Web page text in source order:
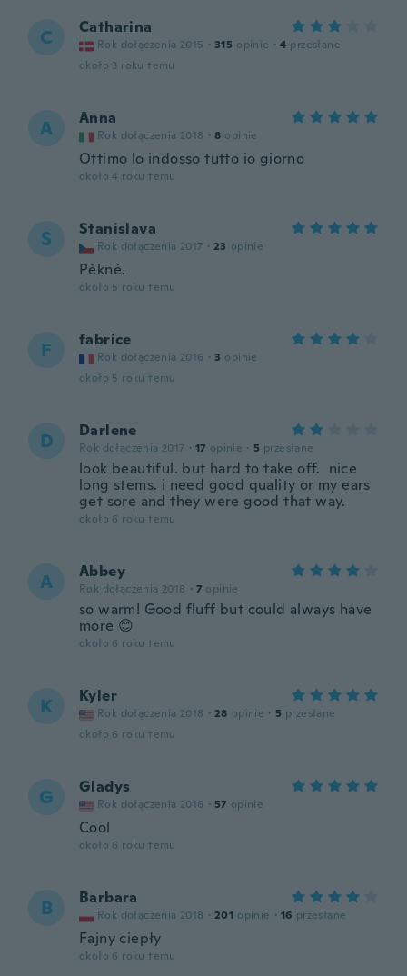
C Catharina
Rok dołączenia 2015 · 315 opinie · 4 przesłane
około 3 roku temu
A Anna
Rok dołączenia 2018 · 8 opinie
Ottimo lo indosso tutto io giorno
około 4 roku temu
S Stanislava
Rok dołączenia 2017 · 23 opinie
Pěkné.
około 5 roku temu
F fabrice
Rok dołączenia 2016 · 3 opinie
około 5 roku temu
D Darlene
Rok dołączenia 2017 · 17 opinie · 5 przesłane
look beautiful. but hard to take off. nice
long stems. i need good quality or my ears
get sore and they were good that way.
około 6 roku temu
A Abbey
Rok dołączenia 2018 · 7 opinie
so warm! Good fluff but could always have
more 😊
około 6 roku temu
K Kyler
Rok dołączenia 2018 · 28 opinie · 5 przesłane
około 6 roku temu
G Gladys
Rok dołączenia 2016 · 57 opinie
Cool
około 6 roku temu
B Barbara
Rok dołączenia 2018 · 201 opinie · 16 przesłane
Fajny ciepły
około 6 roku temu